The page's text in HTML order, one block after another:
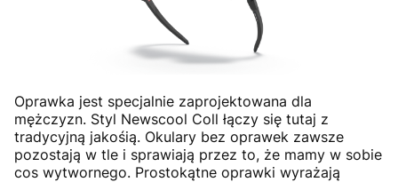
Oprawka jest specjalnie zaprojektowana dla
mężczyzn. Styl Newscool Coll łączy się tutaj z
tradycyjną jakośią. Okulary bez oprawek zawsze
pozostają w tle i sprawiają przez to, że mamy w sobie
cos wytwornego. Prostokątne oprawki wyrażają